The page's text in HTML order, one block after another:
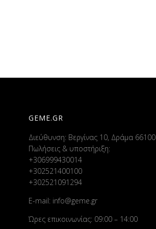
GEME.GR
Διεύθυνση: Βεργίνας 10, Δράμα 66100
Πωλήσεις & υποστήριξη:
+306999430014
+302521400100
+302521091294
E-mail: info@geme.gr
Ώρες επικοινωνίας: 09:00 – 14:00